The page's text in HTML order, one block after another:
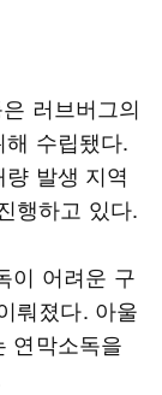
러브버그의
수립됐다.
발생 지역
행하고 있다.
이 어려운 구
뤄졌다. 아울
연막소독을